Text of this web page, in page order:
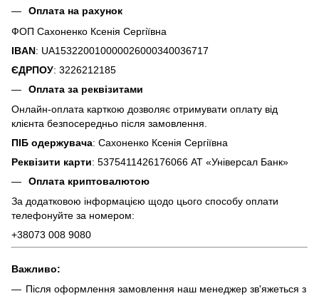
Оплата на рахунок
ФОП Сахоненко Ксенія Сергіївна
IBAN: UA153220010000026000340036717
ЄДРПОУ: 3226212185
Оплата за реквізитами
Онлайн-оплата карткою дозволяє отримувати оплату від
клієнта безпосередньо після замовлення.
ПІБ одержувача: Сахоненко Ксенія Сергіївна
Реквізити карти: 5375411426176066 АТ «Універсал Банк»
Оплата криптовалютою
За додатковою інформацією щодо цього способу оплати
телефонуйте за номером:
+38073 008 9080
Важливо:
Після оформлення замовлення наш менеджер зв'яжеться з